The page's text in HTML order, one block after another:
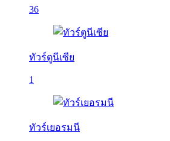
36
ทัวร์ตูนีเซีย
1
ทัวร์เยอรมนี